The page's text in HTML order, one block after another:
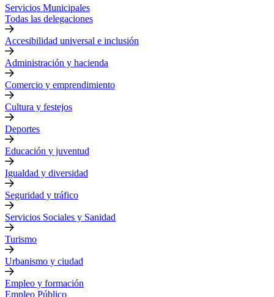
Servicios Municipales
Todas las delegaciones
Accesibilidad universal e inclusión
Administración y hacienda
Comercio y emprendimiento
Cultura y festejos
Deportes
Educación y juventud
Igualdad y diversidad
Seguridad y tráfico
Servicios Sociales y Sanidad
Turismo
Urbanismo y ciudad
Empleo y formación
Empleo Público